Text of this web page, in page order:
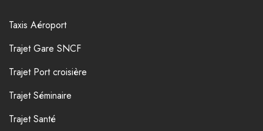
Taxis Aéroport
Trajet Gare SNCF
Trajet Port croisière
Trajet Séminaire
Trajet Santé